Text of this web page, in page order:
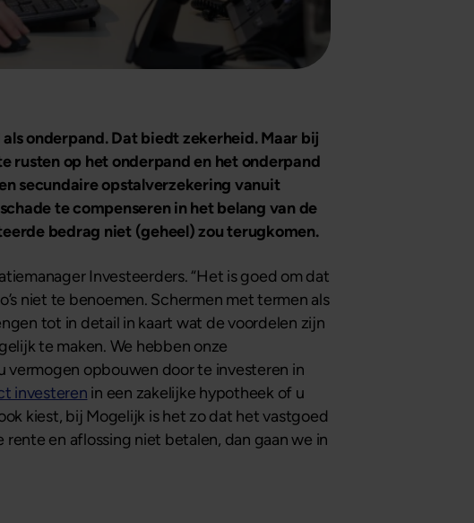
onderpand. Dat biedt zekerheid. Maar bij
rusten op het onderpand en het onderpand
secundaire opstalverzekering vanuit
te compenseren in het belang van de
bedrag niet (geheel) zou terugkomen.
Investeerders. “Het is goed om dat
niet te benoemen. Schermen met termen als
tot in detail in kaart wat de voordelen zijn
te maken. We hebben onze
opbouwen door te investeren in
investeren in een zakelijke hypotheek of u
kiest, bij Mogelijk is het zo dat het vastgoed
en aflossing niet betalen, dan gaan we in